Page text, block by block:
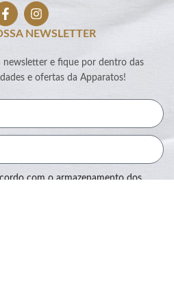
NEWSLETTER
newsletter e fique por dentro das
e ofertas da Apparatos!
com o armazenamento dos